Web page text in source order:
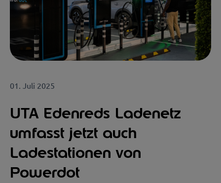
01. Juli 2025
UTA Edenreds Ladenetz
umfasst jetzt auch
Ladestationen von
Powerdot